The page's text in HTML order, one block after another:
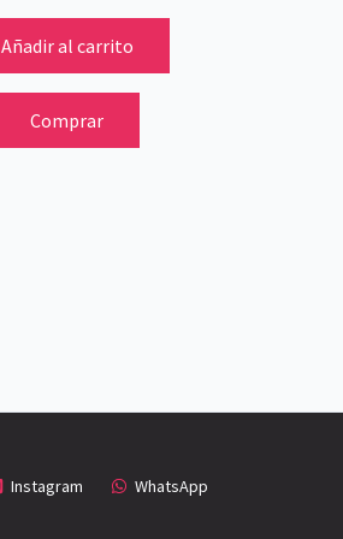
Añadir al carrito
Comprar
Instagram WhatsApp